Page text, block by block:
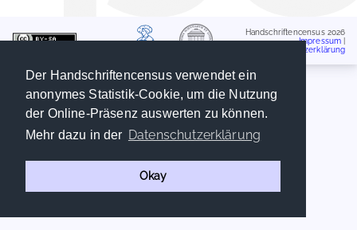
Der Handschriftencensus verwendet ein
anonymes Statistik-Cookie, um die Nutzung
der Online-Präsenz auswerten zu können.
Mehr dazu in der Datenschutzerklärung
Okay
Handschriftencensus 2026
Impressum
Datenschutzerklärung